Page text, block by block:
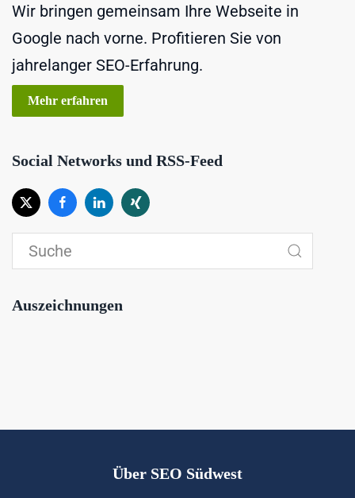
Wir bringen gemeinsam Ihre Webseite in
Google nach vorne. Profitieren Sie von
jahrelanger SEO-Erfahrung.
Mehr erfahren
Social Networks und RSS-Feed
Auszeichnungen
Über SEO Südwest